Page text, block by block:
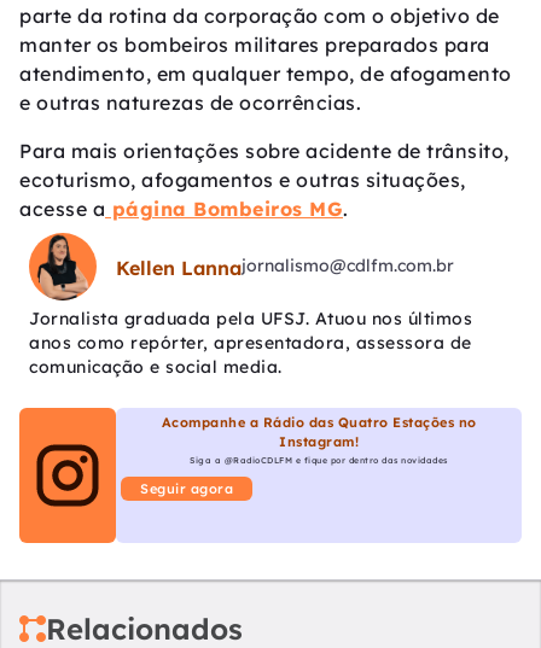
parte da rotina da corporação com o objetivo de
manter os bombeiros militares preparados para
atendimento, em qualquer tempo, de afogamento
e outras naturezas de ocorrências.
Para mais orientações sobre acidente de trânsito,
ecoturismo, afogamentos e outras situações,
acesse a página Bombeiros MG.
Kellen Lannajornalismo@cdlfm.com.br
Jornalista graduada pela UFSJ. Atuou nos últimos
anos como repórter, apresentadora, assessora de
comunicação e social media.
Acompanhe a Rádio das Quatro Estações no
Instagram!
Siga a @RadioCDLFM e fique por dentro das novidades
Seguir agora
Relacionados